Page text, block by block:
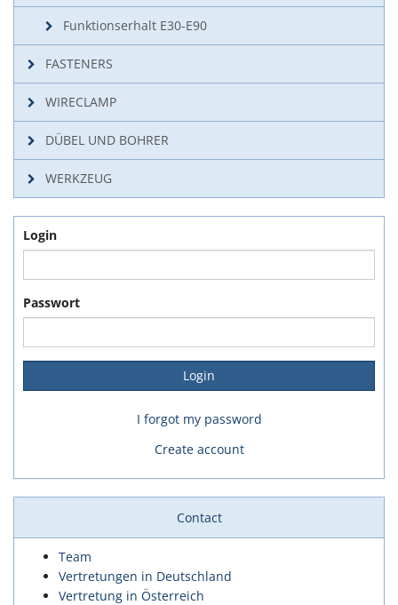
Funktionserhalt E30-E90
FASTENERS
WIRECLAMP
DÜBEL UND BOHRER
WERKZEUG
Login
Passwort
I forgot my password
Create account
Contact
Team
Vertretungen in Deutschland
Vertretung in Österreich